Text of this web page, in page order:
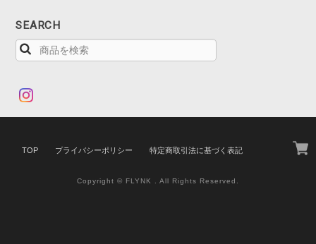
SEARCH
TOP プライバシーポリシー 特定商取引法に基づく表記
Copyright © FLYNK . All Rights Reserved.